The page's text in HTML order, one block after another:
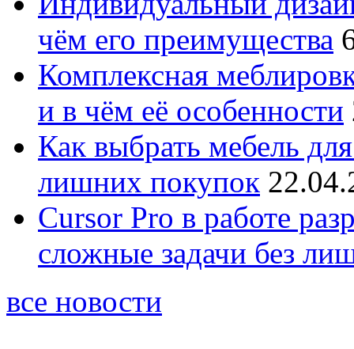
чём его преимущества
Комплексная
и в чём её особенности
Как выбрать мебель
лишних покупок
Cursor Pro в работе
сложные задачи без
все новости